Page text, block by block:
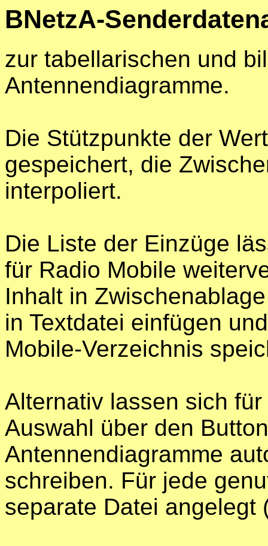
BNetzA-
zur tabellarischen und
Antennendiagramme.
Die Stützpunkte der
gespeichert, die
interpoliert.
Die Liste der Einzüge
für Radio Mobile
Inhalt in
in Textdatei einfügen
Mobile-Verzeichnis
Alternativ lassen sich
Auswahl über den
Antennendiagramme
schreiben. Für jede
separate Datei angelegt